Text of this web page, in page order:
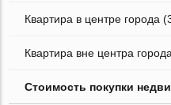
Квартира в центре города
Квартира вне центра
Стоимость покупки